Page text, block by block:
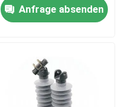
Anfrage absenden